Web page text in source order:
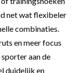
net wat flexibeler
combinaties.
en meer focus
aan de
duidelijk en